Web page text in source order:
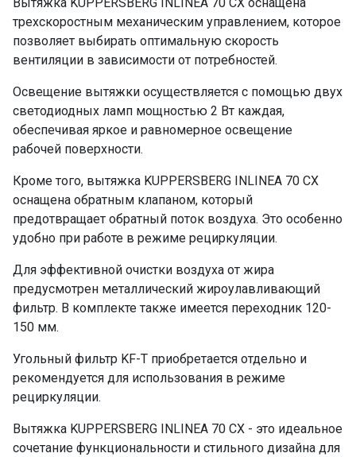
трехскоростным механическим управлением, которое
позволяет выбирать оптимальную скорость
вентиляции в зависимости от потребностей.
Освещение вытяжки осуществляется с помощью двух
светодиодных ламп мощностью 2 Вт каждая,
обеспечивая яркое и равномерное освещение
рабочей поверхности.
Кроме того, вытяжка KUPPERSBERG INLINEA 70 CX
оснащена обратным клапаном, который
предотвращает обратный поток воздуха. Это особенно
удобно при работе в режиме рециркуляции.
Для эффективной очистки воздуха от жира
предусмотрен металлический жироулавливающий
фильтр. В комплекте также имеется переходник 120-
150 мм.
Угольный фильтр KF-T приобретается отдельно и
рекомендуется для использования в режиме
рециркуляции.
Вытяжка KUPPERSBERG INLINEA 70 CX - это идеальное
сочетание функциональности и стильного дизайна для